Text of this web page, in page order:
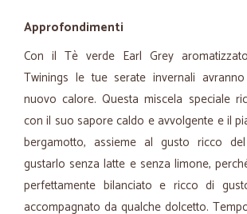
Approfondimenti
Con il Tè verde Earl Grey
Twinings le tue serate invernali
nuovo calore. Questa miscela speciale
con il suo sapore caldo e avvolgente e il
bergamotto, assieme al gusto ricco
gustarlo senza latte e senza limone,
perfettamente bilanciato e ricco di
accompagnato da qualche dolcetto.